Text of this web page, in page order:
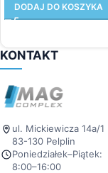
DODAJ DO KOSZYKA
KONTAKT
ul. Mickiewicza 14a/1
83-130 Pelplin
Poniedziałek–Piątek:
8:00–16:00